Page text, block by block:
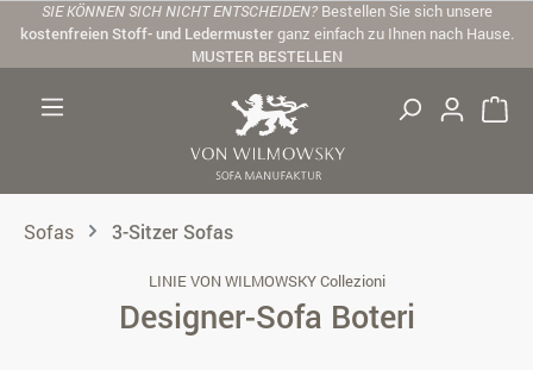
Zum Hauptinhalt springen
SIE KÖNNEN SICH NICHT ENTSCHEIDEN? Bestellen Sie sich unsere
kostenfreien Stoff- und Ledermusterganz einfach zu Ihnen nach Hause.
MUSTER BESTELLEN
Sofas 3-Sitzer Sofas
LINIE VON WILMOWSKY Collezioni
Designer-Sofa Boteri